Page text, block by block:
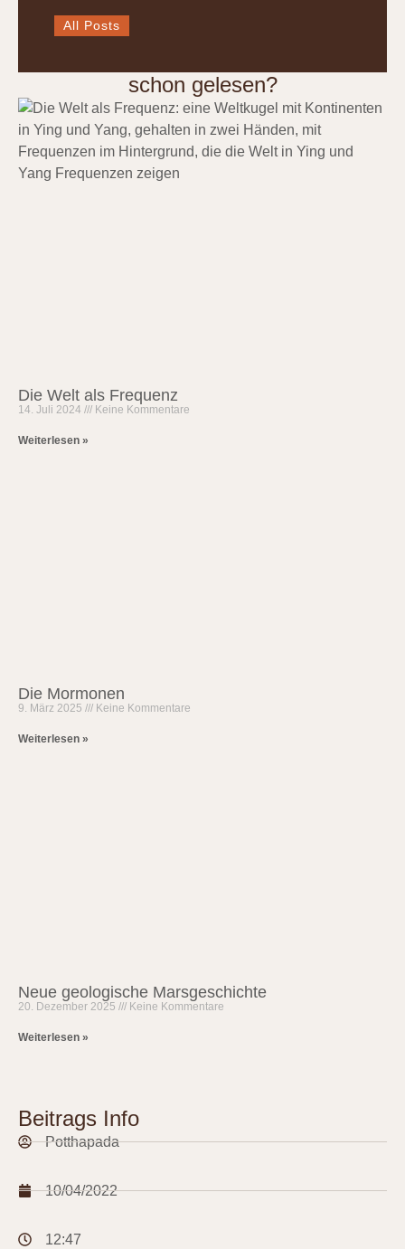
All Posts
schon gelesen?
Die Welt als Frequenz
14. Juli 2024 Keine Kommentare
Weiterlesen »
Die Mormonen
9. März 2025 Keine Kommentare
Weiterlesen »
Neue geologische Marsgeschichte
20. Dezember 2025 Keine Kommentare
Weiterlesen »
Beitrags Info
Potthapada
10/04/2022
12:47